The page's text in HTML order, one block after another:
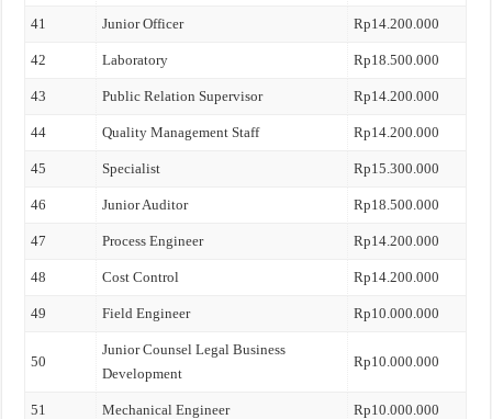
41 Junior Officer Rp14.200.000
42 Laboratory Rp18.500.000
43 Public Relation Supervisor Rp14.200.000
44 Quality Management Staff Rp14.200.000
45 Specialist Rp15.300.000
46 Junior Auditor Rp18.500.000
47 Process Engineer Rp14.200.000
48 Cost Control Rp14.200.000
49 Field Engineer Rp10.000.000
50
Junior Counsel Legal Business
Development
Rp10.000.000
51 Mechanical Engineer Rp10.000.000